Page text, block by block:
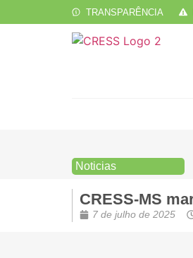
TRANSPARÊNCIA
Noticias
CRESS-MS
7 de julho de 2025